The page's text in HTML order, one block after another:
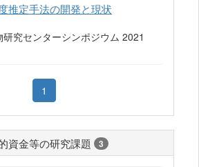
推定手法の開発と現状
究センターシンポジウム 2021
1
資金等の研究課題 3